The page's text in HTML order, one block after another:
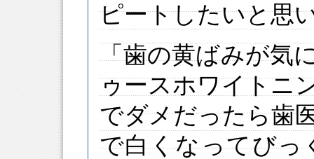
ピートしたいと思
「歯の黄ばみが気
ゥースホワイトニ
でダメだったら歯
で白くなってびっ